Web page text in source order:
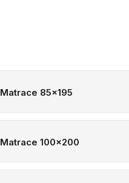
Matrace 85x195
Matrace 100x200